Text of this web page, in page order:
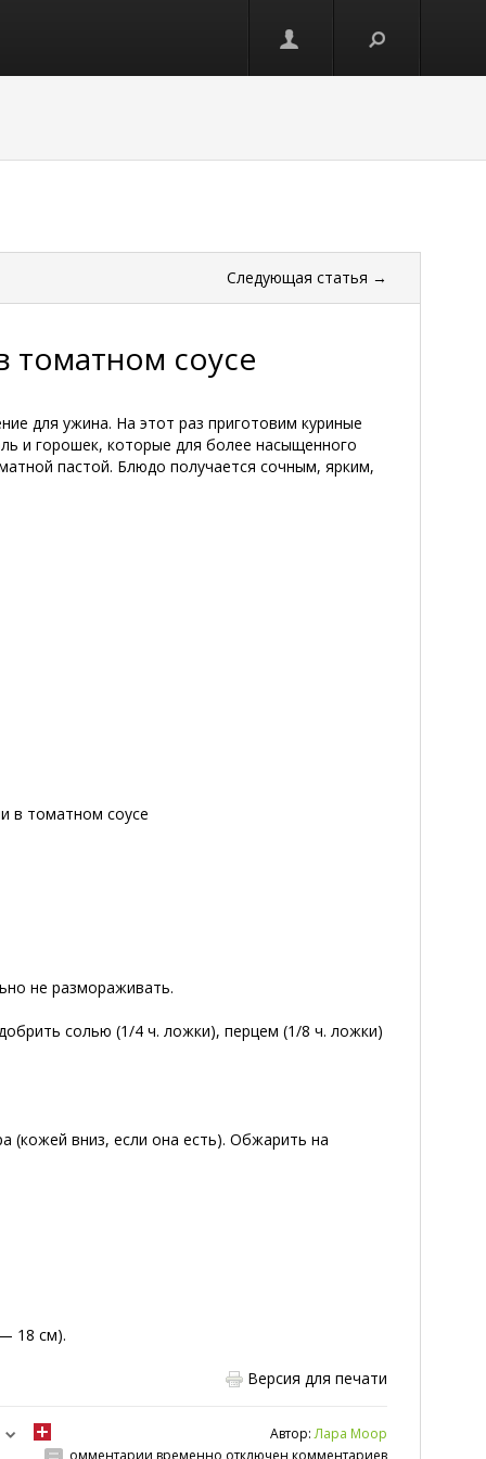
Следующая статья →
соусе
для ужина. На этот раз приготовим куриные
и горошек, которые для более насыщенного
пастой. Блюдо получается сочным, ярким,
в томатном соусе
не размораживать.
солью (1/4 ч. ложки), перцем (1/8 ч. ложки)
(кожей вниз, если она есть). Обжарить на
18 см).
Версия для печати
Автор:Лара Моор
омментарии временно отключен комментариев